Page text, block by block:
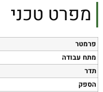
מפרט טכני
פרמטר
מתח עבודה
תדר
הספק